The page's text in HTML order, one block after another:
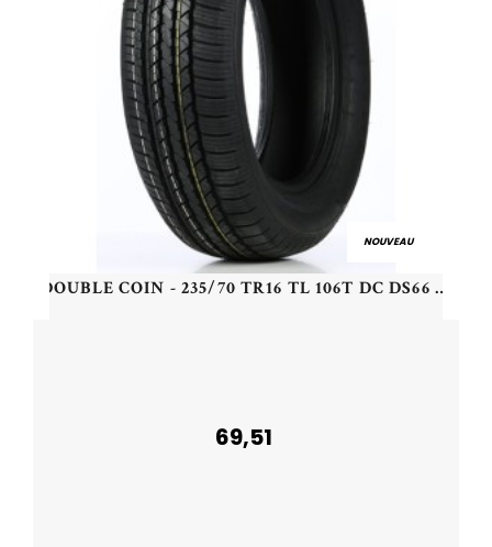
NOUVEAU
DOUBLE COIN - 235/70 TR16 TL 106T DC DS66 - 2357016 - CDB
69,51